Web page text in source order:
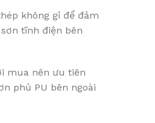
không gỉ để đảm
tĩnh điện bên
mua nên ưu tiên
phủ PU bên ngoài